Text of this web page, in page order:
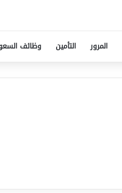
المرور التأمين وظائف